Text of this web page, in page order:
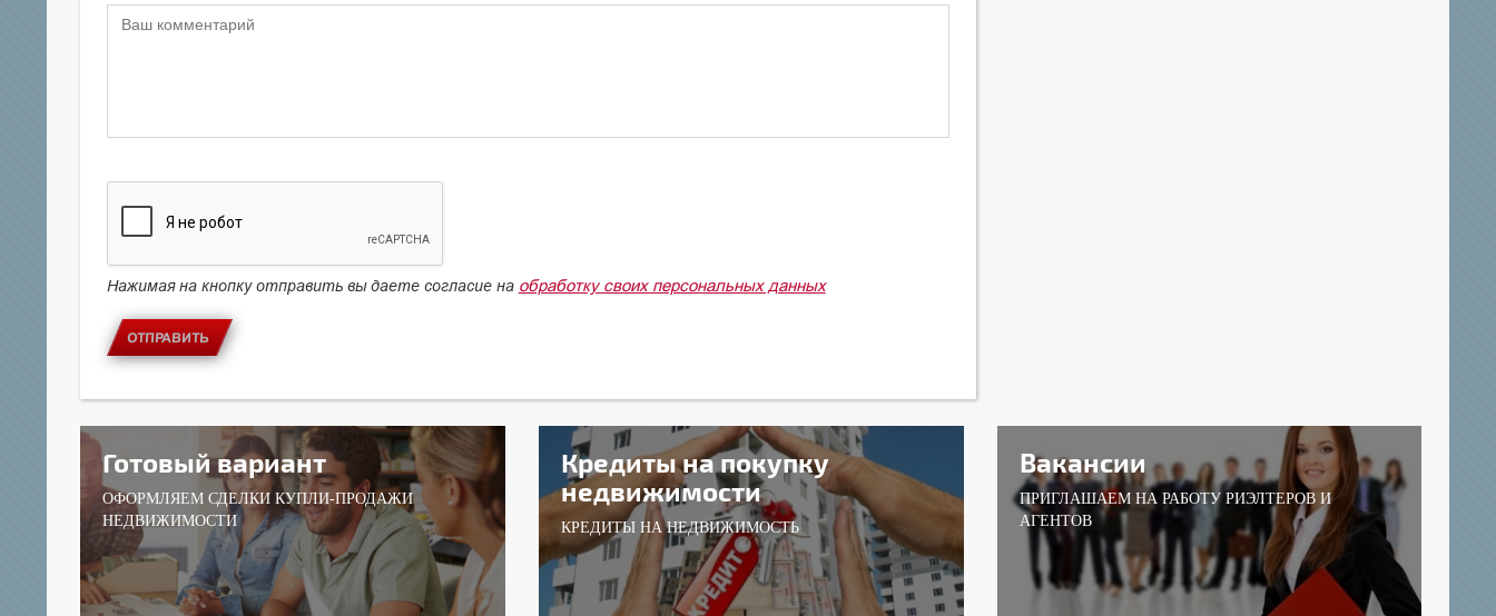
Нажимая на кнопку отправить вы даете согласие на обработку своих персональных данных
ОТПРАВИТЬ
Готовый вариант
ОФОРМЛЯЕМ СДЕЛКИ КУПЛИ-ПРОДАЖИ
НЕДВИЖИМОСТИ
Кредиты на покупку
недвижимости
КРЕДИТЫ НА НЕДВИЖИМОСТЬ
Вакансии
ПРИГЛАШАЕМ НА РАБОТУ РИЭЛТЕРОВ И
АГЕНТОВ